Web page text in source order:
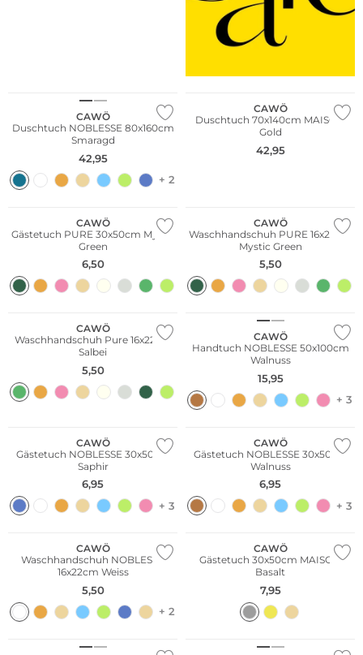
CAWÖ
Duschtuch NOBLESSE 80x160cm
Smaragd
42,95
+ 2
CAWÖ
Duschtuch 70x140cm MAISON
Gold
42,95
CAWÖ
Gästetuch PURE 30x50cm Mystic
Green
6,50
CAWÖ
Waschhandschuh PURE 16x22cm
Mystic Green
5,50
CAWÖ
Waschhandschuh Pure 16x22cm
Salbei
5,50
CAWÖ
Handtuch NOBLESSE 50x100cm
Walnuss
15,95
+ 3
CAWÖ
Gästetuch NOBLESSE 30x50cm
Saphir
6,95
+ 3
CAWÖ
Gästetuch NOBLESSE 30x50cm
Walnuss
6,95
+ 3
CAWÖ
Waschhandschuh NOBLESSE
16x22cm Weiss
5,50
+ 2
CAWÖ
Gästetuch 30x50cm MAISON
Basalt
7,95